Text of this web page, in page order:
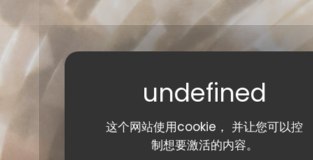
这个网站使用cookie， 并让您可以控
制想要激活的内容。